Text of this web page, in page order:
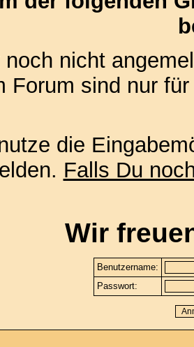
noch nicht
Forum sind nur
die
Falls Du
Wir
Benutzername:
Passwort: